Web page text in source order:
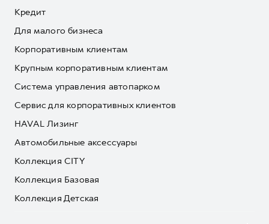
Кредит
Для малого бизнеса
Корпоративным клиентам
Крупным корпоративным клиентам
Система управления автопарком
Сервис для корпоративных клиентов
HAVAL Лизинг
Автомобильные аксессуары
Коллекция CITY
Коллекция Базовая
Коллекция Детская